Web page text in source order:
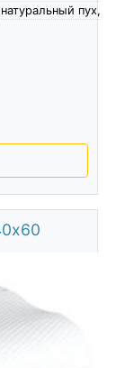
натуральный пух,